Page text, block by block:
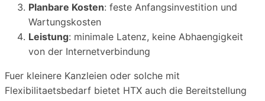
Planbare Kosten: feste Anfangsinvestition und
Wartungskosten
Leistung: minimale Latenz, keine Abhaengigkeit
von der Internetverbindung
Fuer kleinere Kanzleien oder solche mit
Flexibilitaetsbedarf bietet HTX auch die Bereitstellung